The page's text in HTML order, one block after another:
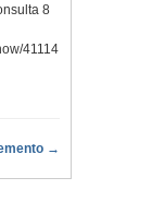
8
41114
→